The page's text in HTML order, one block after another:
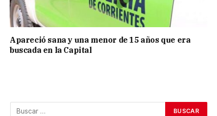
Apareció sana y una menor de 15 años que era
buscada en la Capital